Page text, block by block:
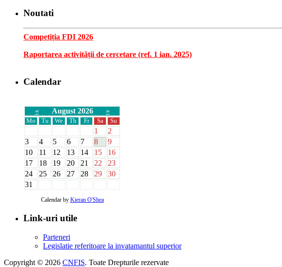
Noutati
Competiția FDI 2026
Raportarea activității de cercetare (ref. 1 ian. 2025)
Calendar
« August 2026 »
Mo Tu We Th Fr Sa Su
1
2
3
4 5 6 7 8
9
10
11 12 13 14 15
16
17
18 19 20 21 22
23
24
25 26 27 28 29
30
31
Calendar by Kieran O'Shea
Link-uri utile
Parteneri
Legislatie referitoare la invatamantul superior
Copyright © 2026 CNFIS. Toate Drepturile rezervate